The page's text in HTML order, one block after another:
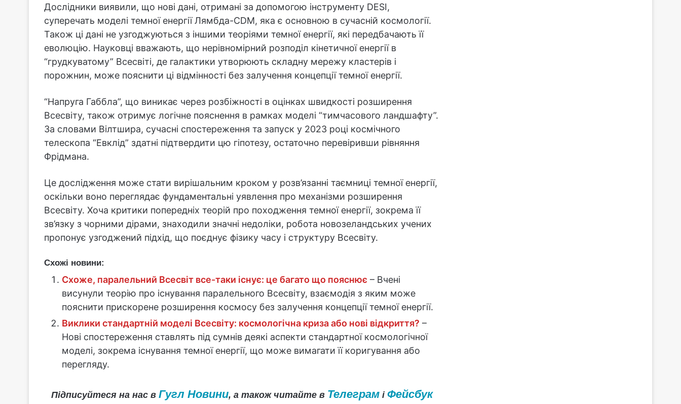
Дослідники виявили, що нові дані, отримані за допомогою інструменту DESI,
суперечать моделі темної енергії Лямбда-CDM, яка є основною в сучасній космології.
Також ці дані не узгоджуються з іншими теоріями темної енергії, які передбачають її
еволюцію. Науковці вважають, що нерівномірний розподіл кінетичної енергії в
“грудкуватому” Всесвіті, де галактики утворюють складну мережу кластерів і
порожнин, може пояснити ці відмінності без залучення концепції темної енергії.
“Напруга Габбла”, що виникає через розбіжності в оцінках швидкості розширення
Всесвіту, також отримує логічне пояснення в рамках моделі “тимчасового ландшафту”.
За словами Вілтшира, сучасні спостереження та запуск у 2023 році космічного
телескопа “Евклід” здатні підтвердити цю гіпотезу, остаточно перевіривши рівняння
Фрідмана.
Це дослідження може стати вирішальним кроком у розв’язанні таємниці темної енергії,
оскільки воно переглядає фундаментальні уявлення про механізми розширення
Всесвіту. Хоча критики попередніх теорій про походження темної енергії, зокрема її
зв’язку з чорними дірами, знаходили значні недоліки, робота новозеландських учених
пропонує узгоджений підхід, що поєднує фізику часу і структуру Всесвіту.
Схожі новини:
Схоже, паралельний Всесвіт все-таки існує: це багато що пояснює – Вчені
висунули теорію про існування паралельного Всесвіту, взаємодія з яким може
пояснити прискорене розширення космосу без залучення концепції темної енергії.
Виклики стандартній моделі Всесвіту: космологічна криза або нові відкриття? –
Нові спостереження ставлять під сумнів деякі аспекти стандартної космологічної
моделі, зокрема існування темної енергії, що може вимагати її коригування або
перегляду.
Підписуйтеся на нас в Гугл Новини, а також читайте в Телеграмі Фейсбук